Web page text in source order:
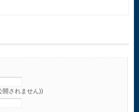
開されません))